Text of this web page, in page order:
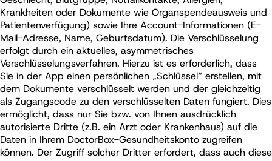
Krankheiten oder Dokumente wie Organspendeausweis und
Patientenverfügung) sowie Ihre Account-Informationen (E-
Mail-Adresse, Name, Geburtsdatum). Die Verschlüsselung
erfolgt durch ein aktuelles, asymmetrisches
Verschlüsselungsverfahren. Hierzu ist es erforderlich, dass
Sie in der App einen persönlichen „Schlüssel“ erstellen, mit
dem Dokumente verschlüsselt werden und der gleichzeitig
als Zugangscode zu den verschlüsselten Daten fungiert. Dies
ermöglicht, dass nur Sie bzw. von Ihnen ausdrücklich
autorisierte Dritte (z.B. ein Arzt oder Krankenhaus) auf die
Daten in Ihrem DoctorBox-Gesundheitskonto zugreifen
können. Der Zugriff solcher Dritter erfordert, dass auch diese